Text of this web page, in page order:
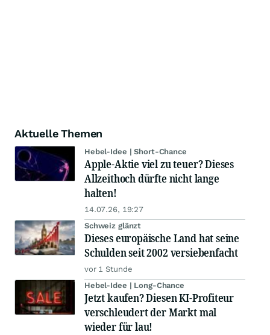
Aktuelle Themen
Hebel-Idee | Short-Chance
Apple-Aktie viel zu teuer? Dieses
Allzeithoch dürfte nicht lange
halten!
14.07.26, 19:27
Schweiz glänzt
Dieses europäische Land hat seine
Schulden seit 2002 versiebenfacht
vor 1 Stunde
Hebel-Idee | Long-Chance
Jetzt kaufen? Diesen KI-Profiteur
verschleudert der Markt mal
wieder für lau!